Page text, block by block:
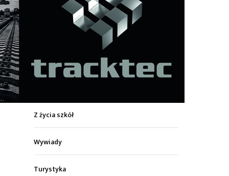
Z życia miasta
Kultura
Z życia szkół
Wywiady
Turystyka